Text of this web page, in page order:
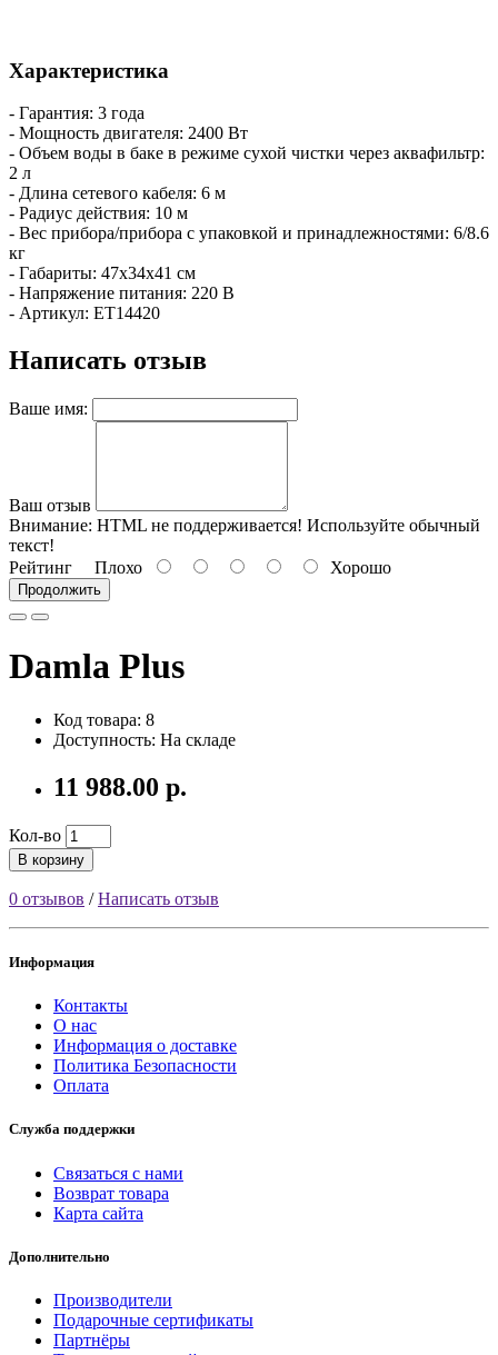
Характеристика
- Гарантия: 3 года
- Мощность двигателя: 2400 Вт
- Объем воды в баке в режиме сухой чистки через аквафильтр:
2 л
- Длина сетевого кабеля: 6 м
- Радиус действия: 10 м
- Вес прибора/прибора с упаковкой и принадлежностями: 6/8.6
кг
- Габариты: 47х34х41 см
- Напряжение питания: 220 В
- Артикул: ET14420
Написать отзыв
Ваше имя:
Ваш отзыв
Внимание: HTML не поддерживается! Используйте обычный
текст!
Рейтинг Плохо Хорошо
Продолжить
Damla Plus
Код товара: 8
Доступность: На складе
11 988.00 р.
Кол-во
В корзину
0 отзывов /Написать отзыв
Информация
Контакты
О нас
Информация о доставке
Политика Безопасности
Оплата
Служба поддержки
Связаться с нами
Возврат товара
Карта сайта
Дополнительно
Производители
Подарочные сертификаты
Партнёры